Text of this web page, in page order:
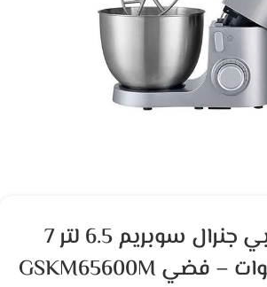
العجان الكهربي جنرال سوبريم 6.5 لتر 7